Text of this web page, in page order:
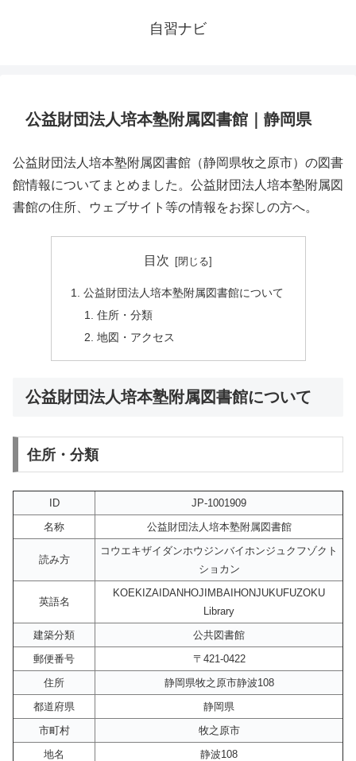
自習ナビ
公益財団法人培本塾附属図書館｜静岡県
公益財団法人培本塾附属図書館（静岡県牧之原市）の図書
館情報についてまとめました。公益財団法人培本塾附属図
書館の住所、ウェブサイト等の情報をお探しの方へ。
目次
公益財団法人培本塾附属図書館について
住所・分類
地図・アクセス
公益財団法人培本塾附属図書館について
住所・分類
ID
JP-1001909
名称
公益財団法人培本塾附属図書館
読み方
コウエキザイダンホウジンバイホンジュクフゾクト
ショカン
英語名
KOEKIZAIDANHOJIMBAIHONJUKUFUZOKU
Library
建築分類
公共図書館
郵便番号
〒421-0422
住所
静岡県牧之原市静波108
都道府県
静岡県
市町村
牧之原市
地名
静波108